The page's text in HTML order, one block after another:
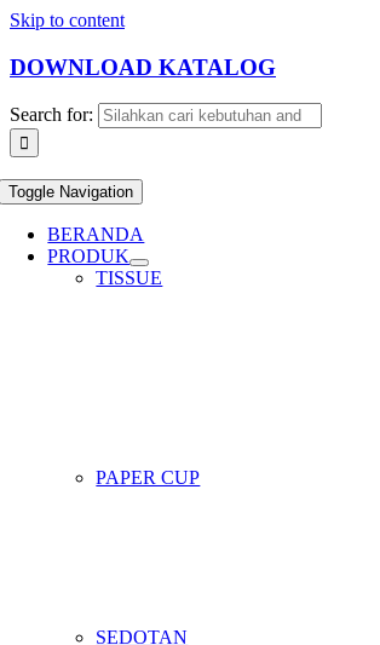
Skip to content
DOWNLOAD KATALOG
Search for:
Toggle Navigation
BERANDA
PRODUK
TISSUE
PAPER CUP
SEDOTAN